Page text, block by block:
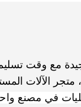
الآلات
في مصنع